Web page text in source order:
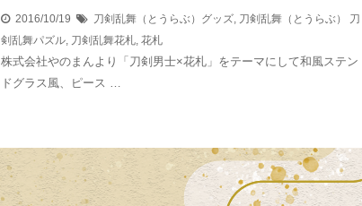
2016/10/19 刀剣乱舞（とうらぶ）グッズ, 刀剣乱舞（とうらぶ）
刀
剣乱舞パズル, 刀剣乱舞花札, 花札
株式会社やのまんより「刀剣男士×花札」をテーマにして和風ステン
ドグラス風、ピース …